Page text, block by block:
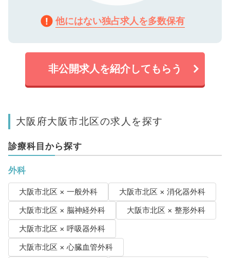
他にはない独占求人を多数保有
非公開求人を紹介してもらう
大阪府大阪市北区の求人を探す
診療科目から探す
外科
大阪市北区 × 一般外科
大阪市北区 × 消化器外科
大阪市北区 × 脳神経外科
大阪市北区 × 整形外科
大阪市北区 × 呼吸器外科
大阪市北区 × 心臓血管外科